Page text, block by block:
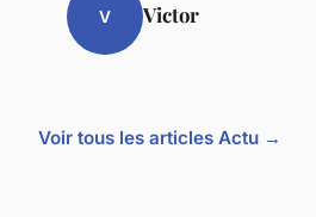
V Victor
Voir tous les articles Actu →